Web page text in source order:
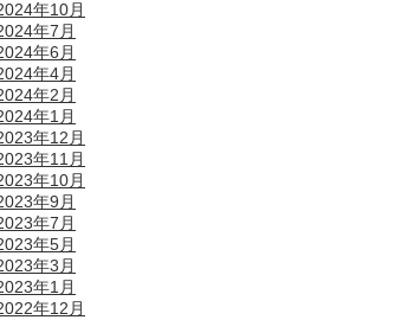
年10月
年7月
年6月
年4月
年2月
年1月
年12月
年11月
年10月
年9月
年7月
年5月
年3月
年1月
年12月